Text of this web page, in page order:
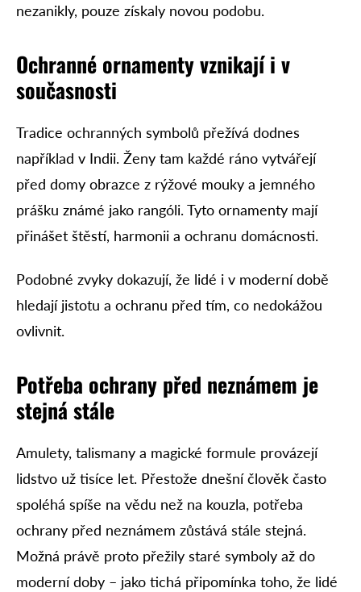
nezanikly, pouze získaly novou podobu.
Ochranné ornamenty vznikají i v
současnosti
Tradice ochranných symbolů přežívá dodnes
například v Indii. Ženy tam každé ráno vytvářejí
před domy obrazce z rýžové mouky a jemného
prášku známé jako rangóli. Tyto ornamenty mají
přinášet štěstí, harmonii a ochranu domácnosti.
Podobné zvyky dokazují, že lidé i v moderní době
hledají jistotu a ochranu před tím, co nedokážou
ovlivnit.
Potřeba ochrany před neznámem je
stejná stále
Amulety, talismany a magické formule provázejí
lidstvo už tisíce let. Přestože dnešní člověk často
spoléhá spíše na vědu než na kouzla, potřeba
ochrany před neznámem zůstává stále stejná.
Možná právě proto přežily staré symboly až do
moderní doby – jako tichá připomínka toho, že lidé